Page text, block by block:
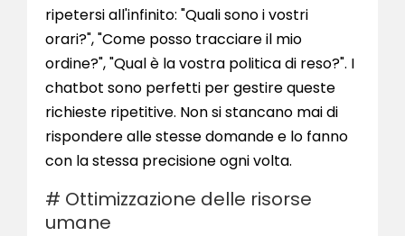
ripetersi all'infinito: "Quali sono i vostri
orari?", "Come posso tracciare il mio
ordine?", "Qual è la vostra politica di reso?". I
chatbot sono perfetti per gestire queste
richieste ripetitive. Non si stancano mai di
rispondere alle stesse domande e lo fanno
con la stessa precisione ogni volta.
# Ottimizzazione delle risorse
umane